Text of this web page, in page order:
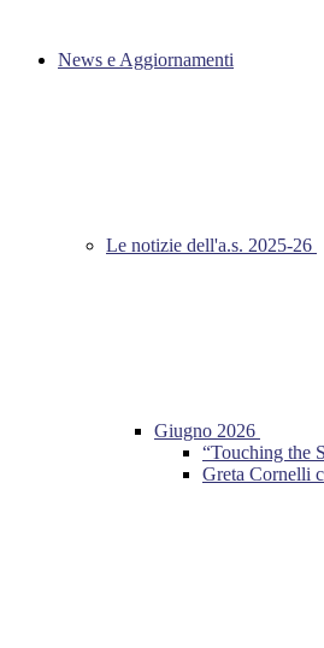
News e Aggiornamenti
Le notizie dell'a.s. 2025-26
Giugno 2026
“Touching the
Greta Cornelli